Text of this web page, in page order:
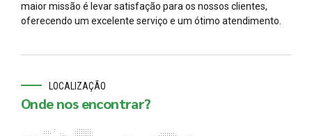
maior missão é levar satisfação para os nossos clientes,
oferecendo um excelente serviço e um ótimo atendimento.
LOCALIZAÇÃO
Onde nos encontrar?